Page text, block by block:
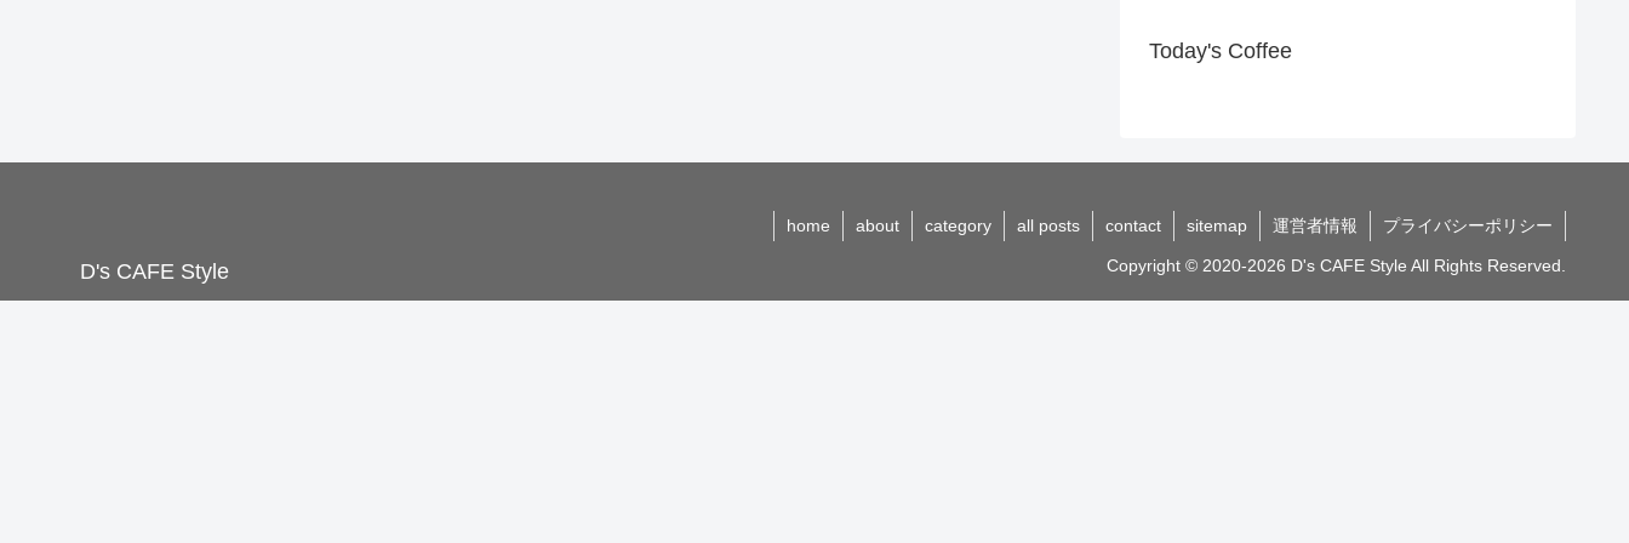
Today's Coffee
D's CAFE Style
home about category all posts contact sitemap 運営者情報 プライバシーポリシー
Copyright © 2020-2026 D's CAFE Style All Rights Reserved.